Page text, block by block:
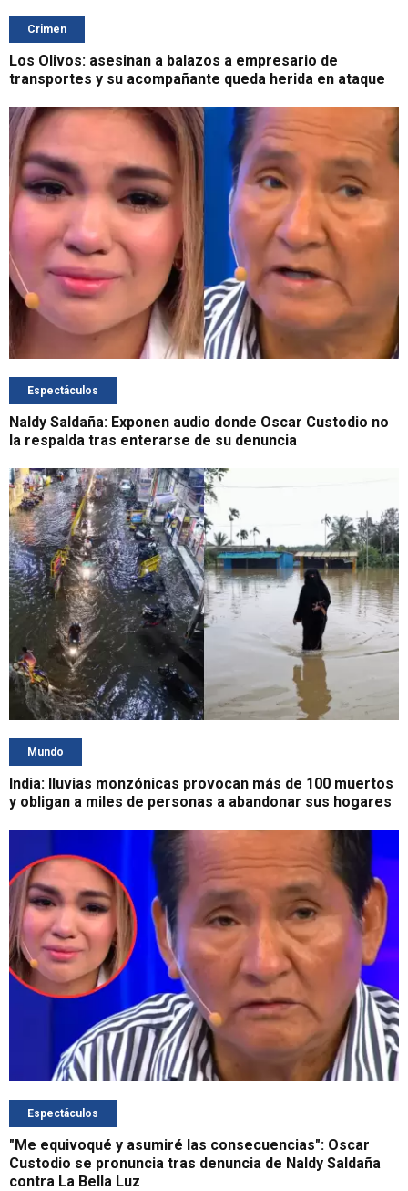
Crimen
Los Olivos: asesinan a balazos a empresario de
transportes y su acompañante queda herida en ataque
Espectáculos
Naldy Saldaña: Exponen audio donde Oscar Custodio no
la respalda tras enterarse de su denuncia
Mundo
India: lluvias monzónicas provocan más de 100 muertos
y obligan a miles de personas a abandonar sus hogares
Espectáculos
"Me equivoqué y asumiré las consecuencias": Oscar
Custodio se pronuncia tras denuncia de Naldy Saldaña
contra La Bella Luz